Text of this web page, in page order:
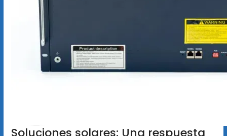
Soluciones solares: Una respuesta